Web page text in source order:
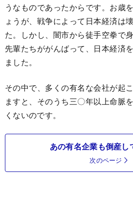
うなものであったからです。お歳
ょうが、戦争によって日本経済は
た。しかし、闇市から徒手空拳で
先輩たちががんばって、日本経済
ました。
その中で、多くの有名な会社が起
ますと、そのうち三〇年以上命脈
くないのです。
あの有名企業も倒産し
次のページ